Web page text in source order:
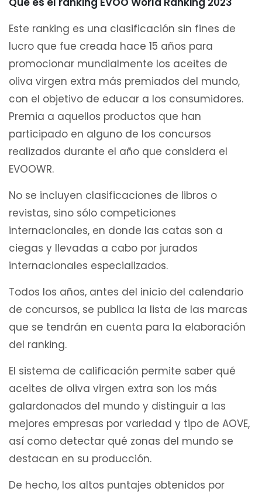
Este ranking es una clasificación sin fines de
lucro que fue creada hace 15 años para
promocionar mundialmente los aceites de
oliva virgen extra más premiados del mundo,
con el objetivo de educar a los consumidores.
Premia a aquellos productos que han
participado en alguno de los concursos
realizados durante el año que considera el
EVOOWR.
No se incluyen clasificaciones de libros o
revistas, sino sólo competiciones
internacionales, en donde las catas son a
ciegas y llevadas a cabo por jurados
internacionales especializados.
Todos los años, antes del inicio del calendario
de concursos, se publica la lista de las marcas
que se tendrán en cuenta para la elaboración
del ranking.
El sistema de calificación permite saber qué
aceites de oliva virgen extra son los más
galardonados del mundo y distinguir a las
mejores empresas por variedad y tipo de AOVE,
así como detectar qué zonas del mundo se
destacan en su producción.
De hecho, los altos puntajes obtenidos por